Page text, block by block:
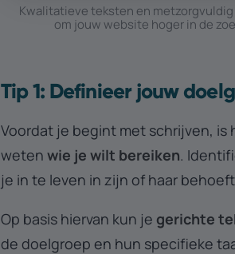
Kwalitatieve teksten en met
om jouw website hoger in de
Tip 1: Definieer jouw
Voordat je begint met schrijven, is
weten wie je wilt bereiken.
je in te leven in zijn of haar
Op basis hiervan kun je gerichte
de doelgroep en hun specifieke